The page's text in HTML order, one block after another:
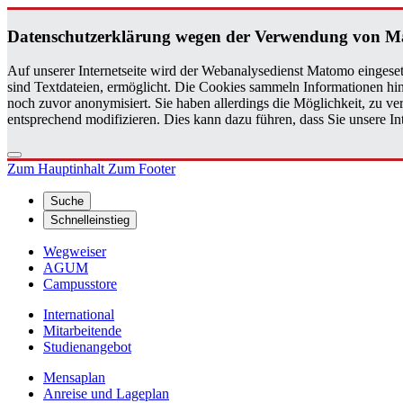
Da­ten­schutz­er­klä­rung wegen der Ver­wen­dung von
Auf unserer Internetseite wird der Webanalysedienst Matomo
sind Textdateien, ermöglicht. Die Cookies sammeln Informationen
noch zuvor anonymisiert. Sie haben allerdings die Möglichkeit, zu
entsprechend modifizieren. Dies kann dazu führen, dass Sie unsere
Zum HauptinhaltZum Footer
Suche
Schnelleinstieg
Wegweiser
AGUM
Campusstore
International
Mitarbeitende
Studienangebot
Mensaplan
Anreise und Lageplan